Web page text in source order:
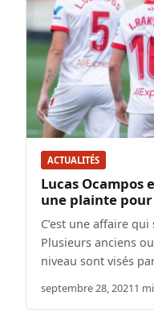
ACTUALITÉS
Lucas Ocampos
une plainte
C’est une affaire
Plusieurs anciens
niveau sont visés
septembre 28, 20211